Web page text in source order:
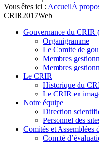
Vous êtes ici : AccueilÀ
CRIR2017Web
Gouvernance du CRIR
Organigramme
Le Comité de
Membres
Membres
Le CRIR
Historique du
Le CRIR en
Notre équipe
Direction
Personnel des
Comités et Assemblées
Comité